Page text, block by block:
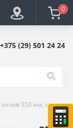
0
+375 (29) 501 24 24
350 мм, c акс.,